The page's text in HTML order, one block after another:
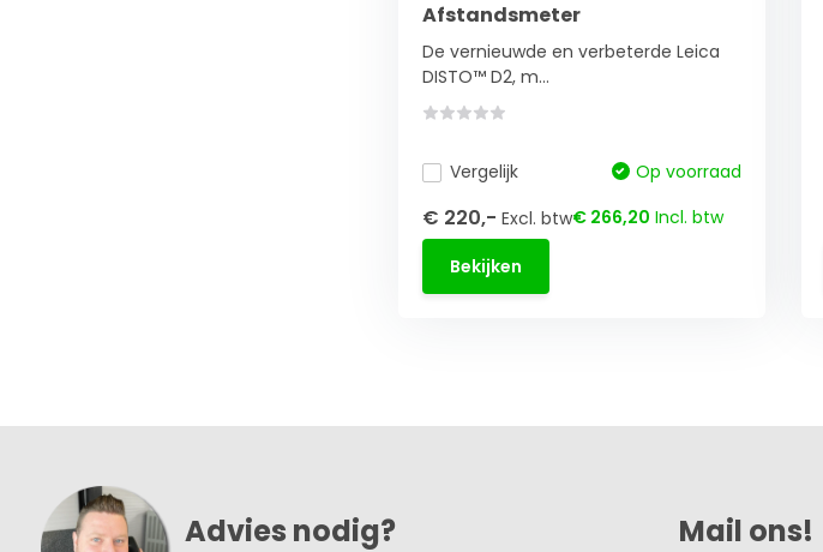
Afstandsmeter
De vernieuwde en verbeterde Leica
DISTO™ D2, m...
Vergelijk Op voorraad
€ 220,- Excl. btw€ 266,20 Incl. btw
Bekijken
Advies nodig? Mail ons!